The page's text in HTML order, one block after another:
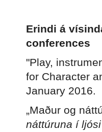
Erindi á
conferences
"Play,
for Character
January 2016.
„Maður og
náttúruna í